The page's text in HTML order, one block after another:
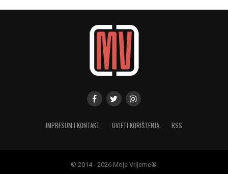
IMPRESUM I KONTAKT UVJETI KORIŠTENJA RSS
© 2014 - 2026 Moje Vrijeme®